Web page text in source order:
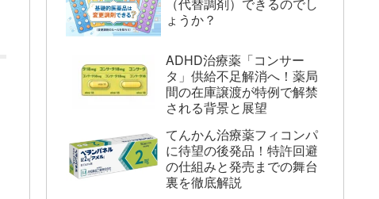
（代替調剤）できるのでし
ょうか？
ADHD治療薬「コンサー
タ」供給不足解消へ！薬局
間の在庫譲渡が特例で解禁
される背景と展望
てんかん治療薬フィコンパ
に待望の後発品！特許回避
の仕組みと発売までの舞台
裏を徹底解説